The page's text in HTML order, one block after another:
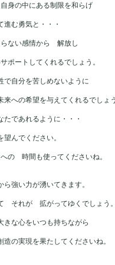
身の中にある制限を和らげ
む勇気と・・・
ない感情から 解放し
ポートしてくれるでしょう。
自分を苦しめないように
への希望を与えてくれるでしょ
であれるように・・・
んでください。
の 時間も使ってくださいね。
強い力が湧いてきます。
それが 拡がってゆくでしょう
な心をいつも持ちながら
の実現を果たしてくださいね。